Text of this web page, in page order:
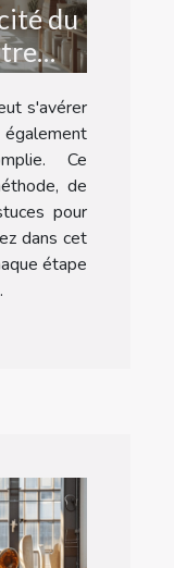
du
et
s'avérer
Ce
de
pour
dans cet
étape